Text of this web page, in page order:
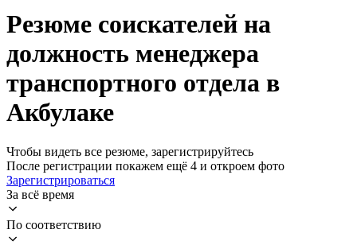
Резюме соискателей на
должность менеджера
транспортного отдела в
Акбулаке
Чтобы видеть все резюме, зарегистрируйтесь
После регистрации покажем ещё 4 и откроем фото
Зарегистрироваться
За всё время
По соответствию